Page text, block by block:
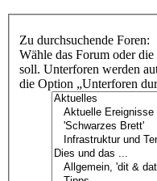
Zu durchsuchende Foren:
Wähle das Forum oder
soll. Unterforen werden
die Option „Unterforen